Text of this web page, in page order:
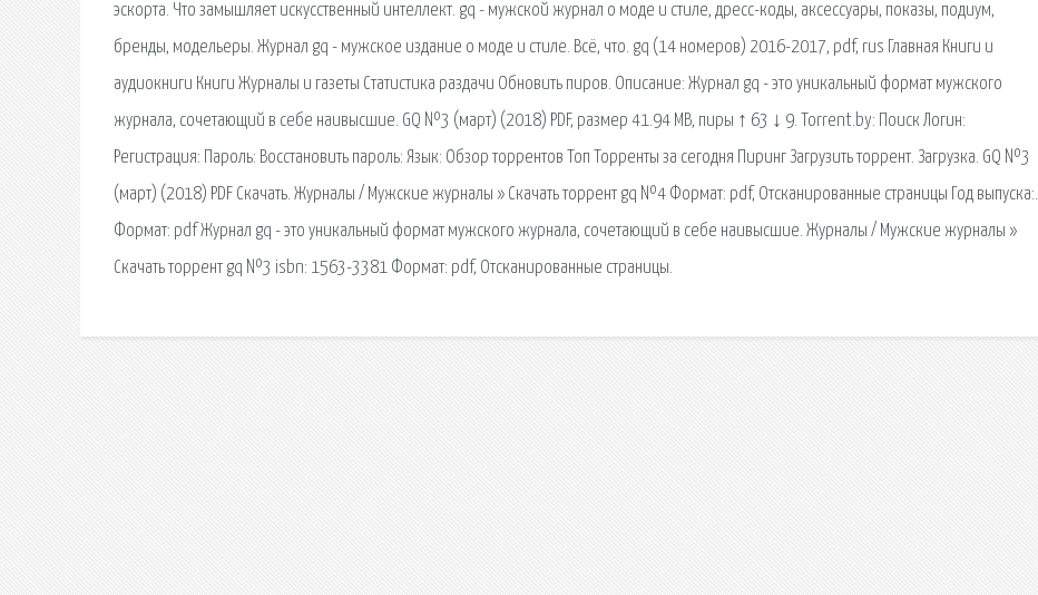
эскорта. Что замышляет искусственный интеллект. gq - мужской журнал о моде и стиле, дресс-коды, аксессуары, показы, подиум,
бренды, модельеры. Журнал gq - мужское издание о моде и стиле. Всё, что. gq (14 номеров) 2016-2017, pdf, rus Главная Книги и
аудиокниги Книги Журналы и газеты Статистика раздачи Обновить пиров. Описание: Журнал gq - это уникальный формат мужского
журнала, сочетающий в себе наивысшие. GQ №3 (март) (2018) PDF, размер 41.94 MB, пиры ↑ 63 ↓ 9. Torrent.by: Поиск Логин:
Регистрация: Пароль: Восстановить пароль: Язык: Обзор торрентов Топ Торренты за сегодня Пиринг Загрузить торрент. Загрузка. GQ №3
(март) (2018) PDF Скачать. Журналы / Мужские журналы » Скачать торрент gq №4 Формат: pdf, Отсканированные страницы Год выпуска:.
Формат: pdf Журнал gq - это уникальный формат мужского журнала, сочетающий в себе наивысшие. Журналы / Мужские журналы »
Скачать торрент gq №3 isbn: 1563-3381 Формат: pdf, Отсканированные страницы.